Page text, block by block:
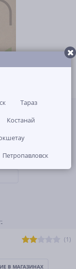
(1)
В МАГАЗИНАХ
Тараз
Костанай
Петропавловск